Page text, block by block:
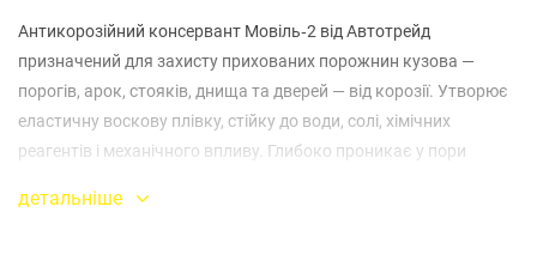
Антикорозійний консервант Мовіль‑2 від Автотрейд
призначений для захисту прихованих порожнин кузова —
порогів, арок, стояків, днища та дверей — від корозії. Утворює
еластичну воскову плівку, стійку до води, солі, хімічних
реагентів і механічного впливу. Глибоко проникає у пори
детальніше